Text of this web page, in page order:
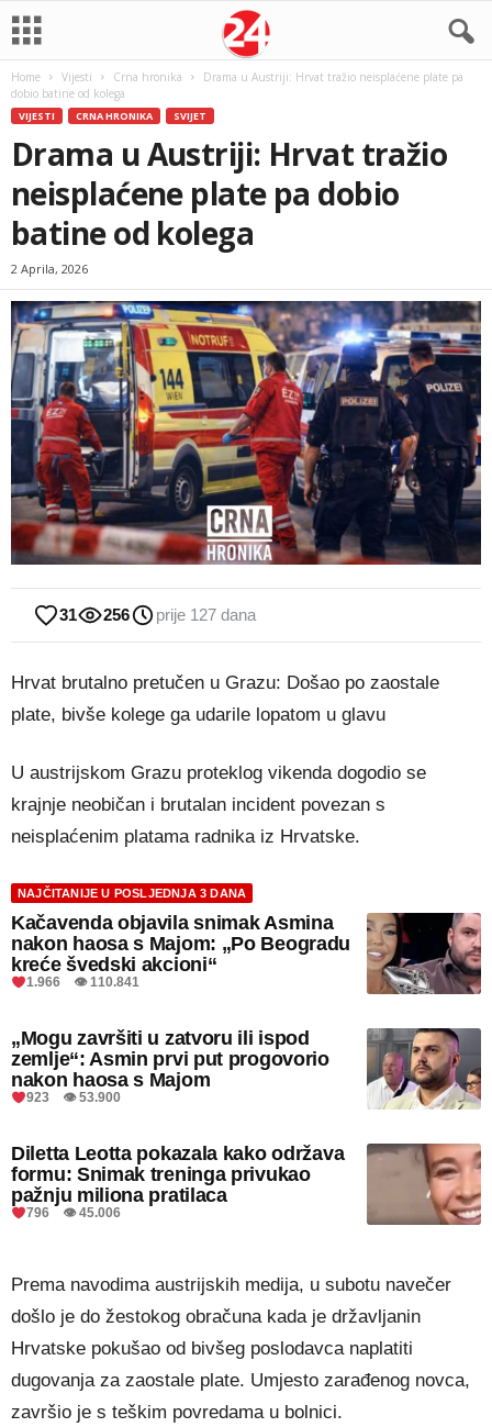
Home Vijesti Crna hronika
Drama u Austriji: Hrvat tražio neisplaćene plate pa
dobio batine od kolega
VIJESTI CRNA HRONIKA SVIJET
Drama u Austriji: Hrvat tražio
neisplaćene plate pa dobio
batine od kolega
2 Aprila, 2026
31 256 prije 127 dana
Hrvat brutalno pretučen u Grazu: Došao po zaostale
plate, bivše kolege ga udarile lopatom u glavu
U austrijskom Grazu proteklog vikenda dogodio se
krajnje neobičan i brutalan incident povezan s
neisplaćenim platama radnika iz Hrvatske.
NAJČITANIJE U POSLJEDNJA 3 DANA
Kačavenda objavila snimak Asmina
nakon haosa s Majom: „Po Beogradu
kreće švedski akcioni“
1.966 👁 110.841
„Mogu završiti u zatvoru ili ispod
zemlje“: Asmin prvi put progovorio
nakon haosa s Majom
923 👁 53.900
Diletta Leotta pokazala kako održava
formu: Snimak treninga privukao
pažnju miliona pratilaca
796 👁 45.006
Prema navodima austrijskih medija, u subotu navečer
došlo je do žestokog obračuna kada je državljanin
Hrvatske pokušao od bivšeg poslodavca naplatiti
dugovanja za zaostale plate. Umjesto zarađenog novca,
završio je s teškim povredama u bolnici.